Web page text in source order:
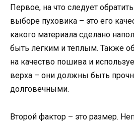
Первое, на что следует
выборе пуховика – это его
какого материала сделано
быть легким и теплым. Также
на качество пошива и
верха – они должны быть
долговечными.
Второй фактор – это размер.